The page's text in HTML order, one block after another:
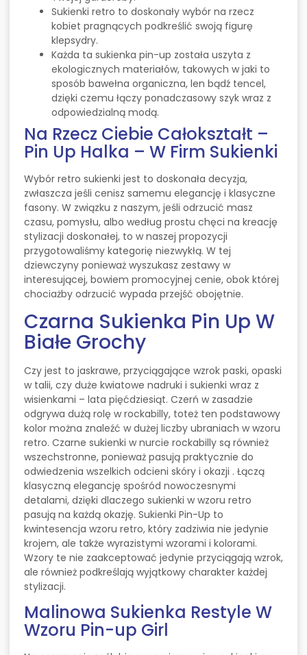
Sukienki retro to doskonały wybór na rzecz
kobiet pragnących podkreślić swoją figurę
klepsydry.
Każda ta sukienka pin-up została uszyta z
ekologicznych materiałów, takowych w jaki to
sposób bawełna organiczna, len bądź tencel,
dzięki czemu łączy ponadczasowy szyk wraz z
odpowiedzialną modą.
Na Rzecz Ciebie Całokształt –
Pin Up Halka – W Firm Sukienki
Wybór retro sukienki jest to doskonała decyzja,
zwłaszcza jeśli cenisz samemu elegancję i klasyczne
fasony. W związku z naszym, jeśli odrzucić masz
czasu, pomysłu, albo według prostu chęci na kreację
stylizacji doskonałej, to w naszej propozycji
przygotowaliśmy kategorię niezwykłą. W tej
dziewczyny ponieważ wyszukasz zestawy w
interesującej, bowiem promocyjnej cenie, obok której
chociażby odrzucić wypada przejść obojętnie.
Czarna Sukienka Pin Up W
Białe Grochy
Czy jest to jaskrawe, przyciągające wzrok paski, opaski
w talii, czy duże kwiatowe nadruki i sukienki wraz z
wisienkami – lata pięćdziesiąt. Czerń w zasadzie
odgrywa dużą rolę w rockabilly, toteż ten podstawowy
kolor można znaleźć w dużej liczby ubraniach w wzoru
retro. Czarne sukienki w nurcie rockabilly są również
wszechstronne, ponieważ pasują praktycznie do
odwiedzenia wszelkich odcieni skóry i okazji . Łączą
klasyczną elegancję spośród nowoczesnymi
detalami, dzięki dlaczego sukienki w wzoru retro
pasują na każdą okazję. Sukienki Pin-Up to
kwintesencja wzoru retro, który zadziwia nie jedynie
krojem, ale także wyrazistymi wzorami i kolorami.
Wzory te nie zaakceptować jedynie przyciągają wzrok,
ale również podkreślają wyjątkowy charakter każdej
stylizacji.
Malinowa Sukienka Restyle W
Wzoru Pin-up Girl